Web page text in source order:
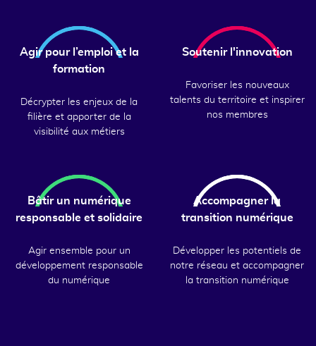
Agir pour l’emploi et la
formation
Décrypter les enjeux de la
filière et apporter de la
visibilité aux métiers
Soutenir l'innovation
Favoriser les nouveaux
talents du territoire et inspirer
nos membres
Bâtir un numérique
responsable et solidaire
Agir ensemble pour un
développement responsable
du numérique
Accompagner la
transition numérique
Développer les potentiels de
notre réseau et accompagner
la transition numérique